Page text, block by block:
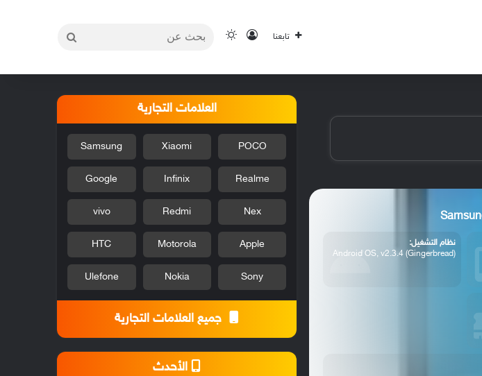
تابعنا تسجيل الدخول
الوضع المظلم
نظام التشغيل:
Android OS, v2.3.4 (Gingerbread)
العلامات التجارية
POCO
Xiaomi
Samsung
Realme
Infinix
Google
Nex
Redmi
vivo
Apple
Motorola
HTC
Sony
Nokia
Ulefone
جميع العلامات التجارية
الأحدث